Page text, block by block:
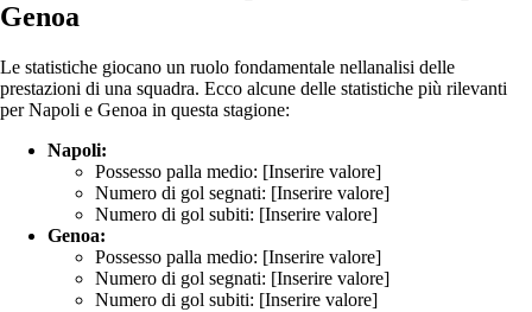
Genoa
Le statistiche giocano un ruolo fondamentale nellanalisi delle
prestazioni di una squadra. Ecco alcune delle statistiche più rilevanti
per Napoli e Genoa in questa stagione:
Napoli:
Possesso palla medio: [Inserire valore]
Numero di gol segnati: [Inserire valore]
Numero di gol subiti: [Inserire valore]
Genoa:
Possesso palla medio: [Inserire valore]
Numero di gol segnati: [Inserire valore]
Numero di gol subiti: [Inserire valore]